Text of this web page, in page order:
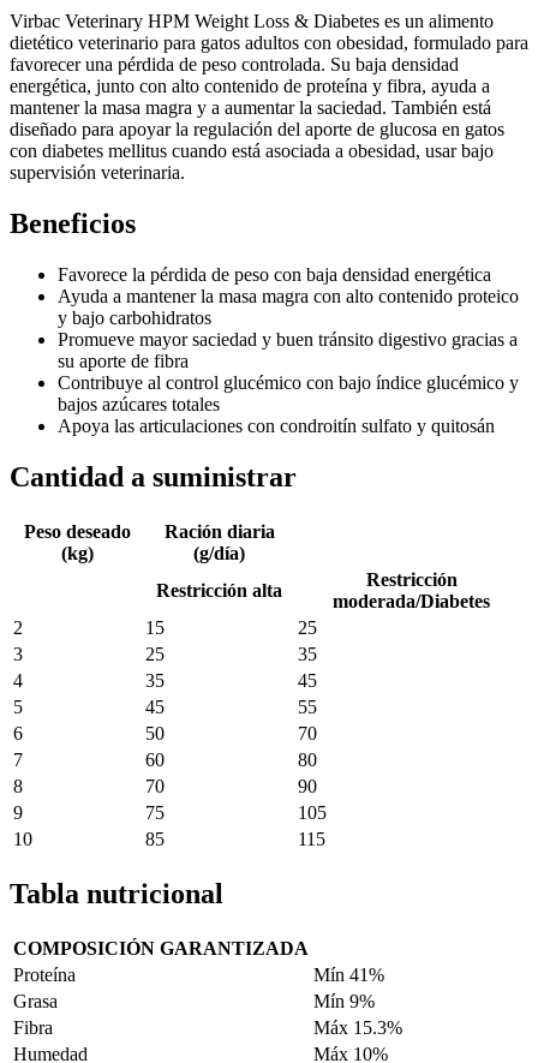
Virbac Veterinary HPM Weight Loss & Diabetes es un alimento
dietético veterinario para gatos adultos con obesidad, formulado para
favorecer una pérdida de peso controlada. Su baja densidad
energética, junto con alto contenido de proteína y fibra, ayuda a
mantener la masa magra y a aumentar la saciedad. También está
diseñado para apoyar la regulación del aporte de glucosa en gatos
con diabetes mellitus cuando está asociada a obesidad, usar bajo
supervisión veterinaria.
Beneficios
Favorece la pérdida de peso con baja densidad energética
Ayuda a mantener la masa magra con alto contenido proteico
y bajo carbohidratos
Promueve mayor saciedad y buen tránsito digestivo gracias a
su aporte de fibra
Contribuye al control glucémico con bajo índice glucémico y
bajos azúcares totales
Apoya las articulaciones con condroitín sulfato y quitosán
Cantidad a suministrar
Peso deseado
(kg)
Ración diaria
(g/día)
Restricción alta
Restricción
moderada/Diabetes
2
15
25
3
25
35
4
35
45
5
45
55
6
50
70
7
60
80
8
70
90
9
75
105
10
85 115
Tabla nutricional
COMPOSICIÓN GARANTIZADA
Proteína
Mín 41%
Grasa
Mín 9%
Fibra
Máx 15.3%
Humedad
Máx 10%